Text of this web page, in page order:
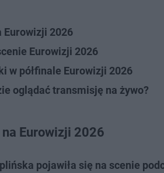
Eurowizji 2026
Eurowizji 2026
w półfinale Eurowizji 2026
oglądać transmisję na żywo?
Eurowizji 2026
pojawiła się na scenie